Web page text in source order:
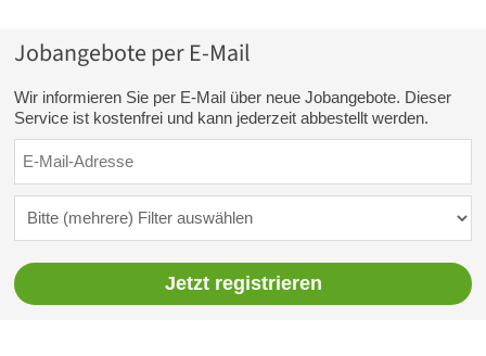
Jobangebote per E-Mail
Wir informieren Sie per E-Mail über neue Jobangebote. Dieser
Service ist kostenfrei und kann jederzeit abbestellt werden.